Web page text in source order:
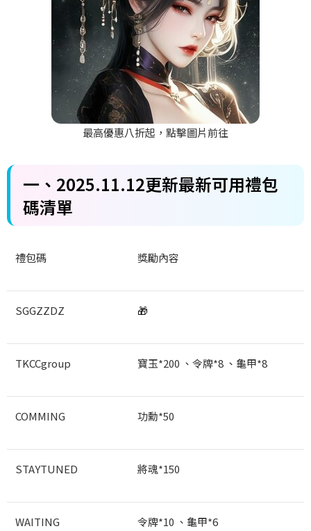
最高優惠八折起，點擊圖片前往
一、2025.11.12更新最新可用禮包
碼清單
禮包碼 獎勵內容
SGGZZDZ 🎁
TKCCgroup 寶玉*200 、令牌*8 、龜甲*8
COMMING 功勳*50
STAYTUNED 將魂*150
WAITING 令牌*10 、龜甲*6